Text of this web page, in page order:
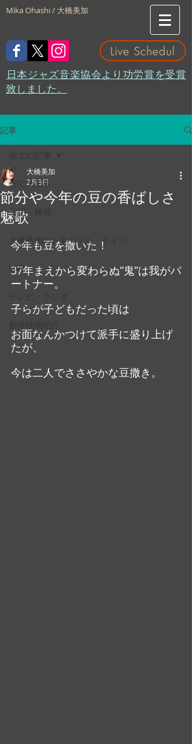
Mika Ohashi / 大橋美加
Live Schedul
​日本ジャズ音楽協会より功労賞を受賞
致しました。
記事
全ての記事
日記・雑感
大橋美加のシネマフル・デイズ
LIVE
節分や今年の豆の香ばしさ
魅歌
大橋美加
2月3日
今年も豆を撒いた！
37年まえから変わらぬ”鬼”は我がパ
ートナー。
子らが子どもだった頃は
お面なんかつけて派手に盛り上げ
たが、
今は二人でささやかな豆撒き。